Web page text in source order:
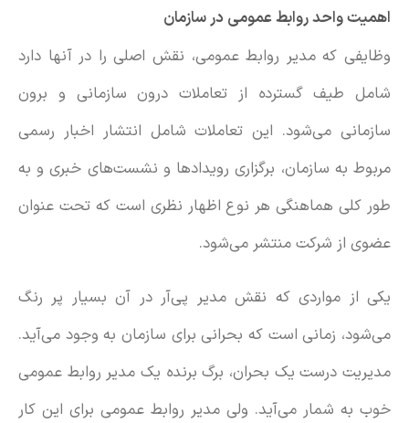
اهمیت واحد روابط عمومی در سازمان
وظایفی که مدیر روابط عمومی، نقش اصلی را در آنها دارد
شامل طیف گسترده‌ از تعاملات درون سازمانی و برون
سازمانی می‌شود. این تعاملات شامل انتشار اخبار رسمی
مربوط به سازمان، برگزاری رویدادها و نشست‌های خبری و به
طور کلی هماهنگی هر نوع اظهار نظری است که تحت عنوان
عضوی از شرکت منتشر می‌شود.
یکی از مواردی که نقش مدیر پی‌آر در آن بسیار پر رنگ
می‌شود، زمانی است که بحرانی برای سازمان به وجود می‌آید.
مدیریت درست یک بحران، برگ برنده یک مدیر روابط عمومی
خوب به شمار می‌آید. ولی مدیر روابط عمومی برای این کار